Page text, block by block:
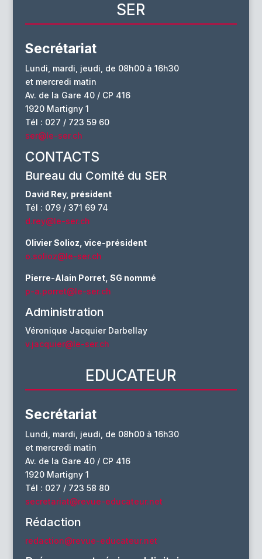
SER
Secrétariat
Lundi, mardi, jeudi, de 08h00 à 16h30
et mercredi matin
Av. de la Gare 40 / CP 416
1920 Martigny 1
Tél : 027 / 723 59 60
ser@le-ser.ch
CONTACTS
Bureau du Comité du SER
David Rey, président
Tél : 079 / 371 69 74
d.rey@le-ser.ch
Olivier Solioz, vice-président
o.solioz@le-ser.ch
Pierre-Alain Porret, SG nommé
p-a.porret@le-ser.ch
Administration
Véronique Jacquier Darbellay
v.jacquier@le-ser.ch
EDUCATEUR
Secrétariat
Lundi, mardi, jeudi, de 08h00 à 16h30
et mercredi matin
Av. de la Gare 40 / CP 416
1920 Martigny 1
Tél : 027 / 723 58 80
secretariat@revue-educateur.net
Rédaction
redaction@revue-educateur.net